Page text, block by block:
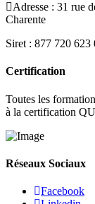
Adresse : 31 rue
Charente
Siret : 877 720 623
Certification
Toutes les
à la certification
Réseaux Sociaux
Facebook